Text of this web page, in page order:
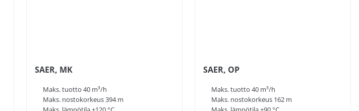
SAER, MK
Maks. tuotto 40 m³/h
Maks. nostokorkeus 394 m
SAER, OP
Maks. tuotto 40 m³/h
Maks. nostokorkeus 162 m